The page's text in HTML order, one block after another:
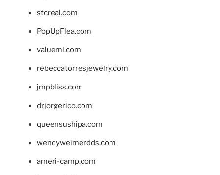
stcreal.com
PopUpFlea.com
valueml.com
rebeccatorresjewelry.com
jmpbliss.com
drjorgerico.com
queensushipa.com
wendyweimerdds.com
ameri-camp.com